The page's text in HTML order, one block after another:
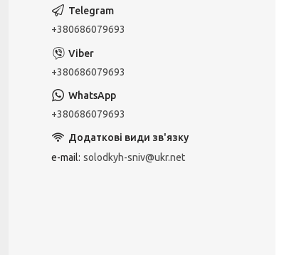
+380686079693
+380686079693
+380686079693
e-mail solodkyh-sniv@ukr.net